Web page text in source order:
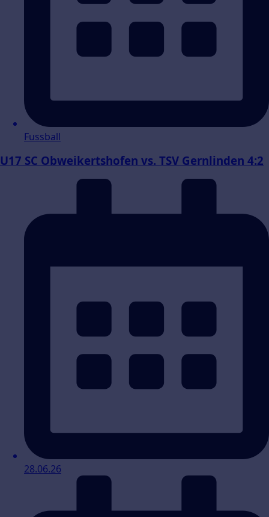
Fussball
U17 SC Obweikertshofen vs. TSV Gernlinden 4:2
28.06.26